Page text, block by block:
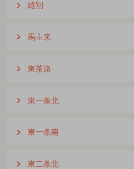
縫別
馬主来
東茶路
東一条北
東一条南
東二条北